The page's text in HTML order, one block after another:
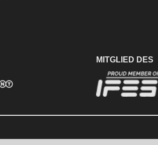
MITGLIED DES